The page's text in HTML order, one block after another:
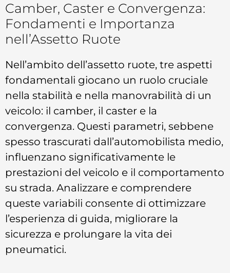
Camber, Caster e Convergenza:
Fondamenti e Importanza
nell’Assetto Ruote
Nell’ambito dell’assetto ruote, tre aspetti
fondamentali giocano un ruolo cruciale
nella stabilità e nella manovrabilità di un
veicolo: il camber, il caster e la
convergenza. Questi parametri, sebbene
spesso trascurati dall’automobilista medio,
influenzano significativamente le
prestazioni del veicolo e il comportamento
su strada. Analizzare e comprendere
queste variabili consente di ottimizzare
l’esperienza di guida, migliorare la
sicurezza e prolungare la vita dei
pneumatici.